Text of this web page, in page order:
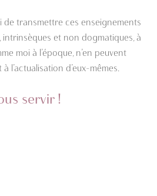
de transmettre ces enseignements
intrinsèques et non dogmatiques, à
moi à l’époque, n’en peuvent
l’actualisation d’eux-mêmes.
servir !